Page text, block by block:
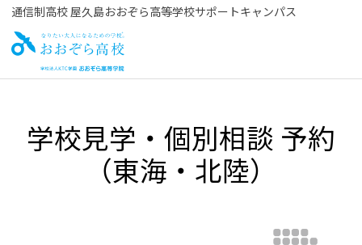
通信制高校 屋久島おおぞら高等学校サポートキャンパス
お
おぞら高校
学校見学・個別相談 予約
（東海・北陸）